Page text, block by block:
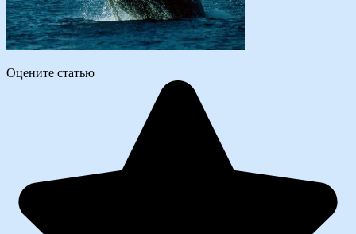
Оцените статью